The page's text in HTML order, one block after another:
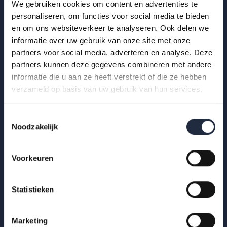
We gebruiken cookies om content en advertenties te
personaliseren, om functies voor social media te bieden
en om ons websiteverkeer te analyseren. Ook delen we
informatie over uw gebruik van onze site met onze
partners voor social media, adverteren en analyse. Deze
partners kunnen deze gegevens combineren met andere
informatie die u aan ze heeft verstrekt of die ze hebben
verzameld op basis van uw gebruik van hun services.
Noodzakelijk
Voorkeuren
Statistieken
Marketing
29 okt 2025
Infographic: zzp’ers in de
gehandicaptenzorg
Hoe ervaren zzp’ers het werken in de gehandicaptenzorg?
Bekijk de infographic met kerncijfers 2025.